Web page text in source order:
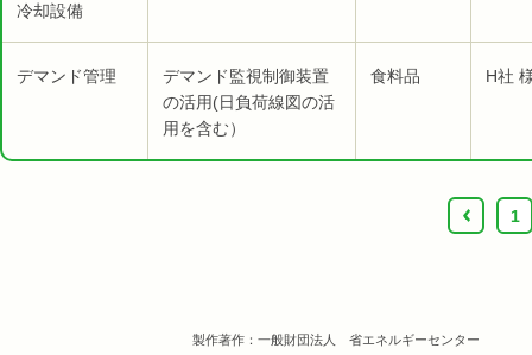
冷却設備
デマンド管理
デマンド監視制御装置
の活用(日負荷線図の活
用を含む）
食料品 H社
‹ 1
製作著作：一般財団法人 省エネルギーセンター